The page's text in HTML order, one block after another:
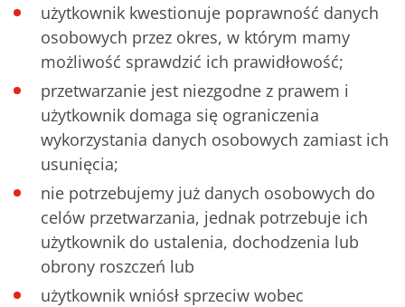
użytkownik kwestionuje poprawność danych
osobowych przez okres, w którym mamy
możliwość sprawdzić ich prawidłowość;
przetwarzanie jest niezgodne z prawem i
użytkownik domaga się ograniczenia
wykorzystania danych osobowych zamiast ich
usunięcia;
nie potrzebujemy już danych osobowych do
celów przetwarzania, jednak potrzebuje ich
użytkownik do ustalenia, dochodzenia lub
obrony roszczeń lub
użytkownik wniósł sprzeciw wobec